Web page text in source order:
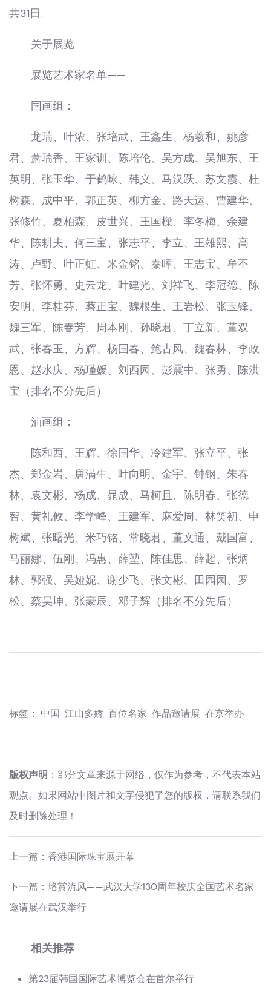
共31日。
关于展览
展览艺术家名单——
国画组：
龙瑞、叶浓、张培武、王鑫生、杨羲和、姚彦
君、萧瑞香、王家训、陈培伦、吴方成、吴旭东、王
英明、张玉华、于鹤咏、韩义、马汉跃、苏文霞、杜
树森、成中平、郭正英、柳方金、路天运、曹建华、
张修竹、夏柏森、皮世兴、王国樑、李冬梅、余建
华、陈耕夫、何三宝、张志平、李立、王雄熙、高
涛、卢野、叶正虹、米金铭、秦晖、王志宝、牟丕
芳、张怀勇、史云龙、叶建光、刘祥飞、李冠德、陈
安明、李桂芬、蔡正宝、魏根生、王岩松、张玉锋、
魏三军、陈春芳、周本刚、孙晓君、丁立新、董双
武、张春玉、方辉、杨国春、鲍古风、魏春林、李政
恩、赵水庆、杨瑾媛、刘西园、彭震中、张勇、陈洪
宝（排名不分先后）
油画组：
陈和西、王辉、徐国华、冷建军、张立平、张
杰、郑金岩、唐满生、叶向明、金宇、钟钢、朱春
林、袁文彬、杨成、晁成、马柯且、陈明春、张德
智、黄礼攸、李学峰、王建军、麻爱周、林笑初、申
树斌、张曙光、米巧铭、常晓君、董文通、戴国富、
马丽娜、伍刚、冯惠、薛堃、陈佳思、薛超、张炳
林、郭强、吴娅妮、谢少飞、张文彬、田园园、罗
松、蔡昊坤、张豪辰、邓子辉（排名不分先后）
标签： 中国 江山多娇 百位名家 作品邀请展 在京举办
版权声明 ：部分文章来源于网络，仅作为参考，不代表本站
观点。如果网站中图片和文字侵犯了您的版权，请联系我们
及时删除处理！
上一篇： 香港国际珠宝展开幕
下一篇： 珞黉流风——武汉大学130周年校庆全国艺术名家
邀请展在武汉举行
相关推荐
第23届韩国国际艺术博览会在首尔举行